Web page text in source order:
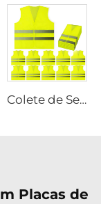
Colete de Segurança Refletivo em Malha com Logo Personalizado, Jaqueta de Segurança com Zíper Refletivo para Construção
Placas de